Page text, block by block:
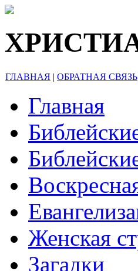
ГЛАВНАЯ | ОБРАТНАЯ СВЯЗЬ
Главная
Женская
Загадки